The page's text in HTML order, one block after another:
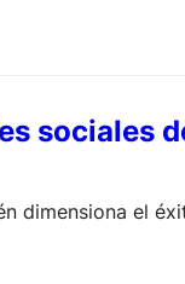
sociales
dimensiona el